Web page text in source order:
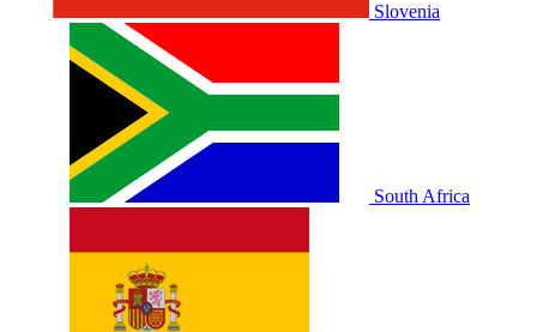
Slovenia
South Africa